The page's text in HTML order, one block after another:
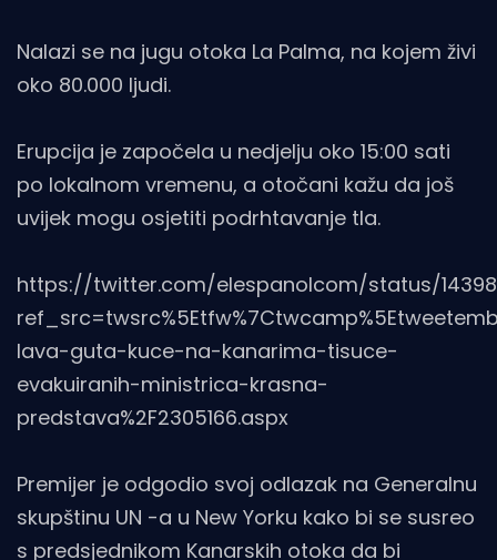
Nalazi se na jugu otoka La Palma, na kojem živi
oko 80.000 ljudi.
Erupcija je započela u nedjelju oko 15:00 sati
po lokalnom vremenu, a otočani kažu da još
uvijek mogu osjetiti podrhtavanje tla.
https://twitter.com/elespanolcom/status/
lava-guta-kuce-na-kanarima-tisuce-
evakuiranih-ministrica-krasna-
predstava%2F2305166.aspx
Premijer je odgodio svoj odlazak na Generalnu
skupštinu UN -a u New Yorku kako bi se susreo
s predsjednikom Kanarskih otoka da bi